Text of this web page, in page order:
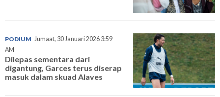
PODIUM Jumaat, 30 Januari 2026 3:59
AM
Dilepas sementara dari
digantung, Garces terus diserap
masuk dalam skuad Alaves